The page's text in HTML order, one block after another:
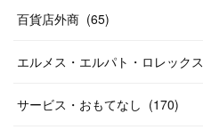
(12)
(14)
(24)
(26
(20)
(14
(46
(38)
(20
(31
(46)
(20
百貨店外商 (65)
エルメス・エルパト・ロレックス
サービス・おもてなし (170)